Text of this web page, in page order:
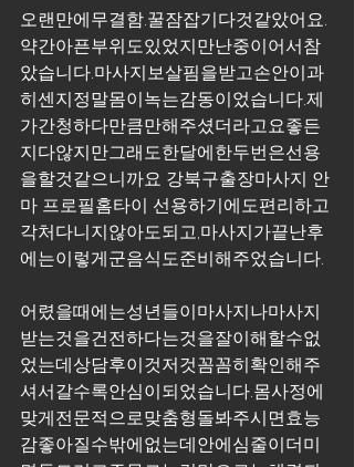
오랜만에무결함.꿀잠잡기다것같았어요.
약간아픈부위도있었지만난중이어서참
았습니다.마사지보살핌을받고손안이과
히센지정말몸이녹는감동이었습니다.제
가간청하다만큼만해주셨더라고요좋든
지다않지만그래도한달에한두번은선용
을할것같으니까요 강북구출장마사지 안
마 프로필홈타이 선용하기에도편리하고
각처다니지않아도되고,마사지가끝난후
에는이렇게군음식도준비해주었습니다.
어렸을때에는성년들이마사지나마사지
받는것을건전하다는것을잘이해할수없
었는데상담후이것저것꼼꼼히확인해주
셔서갈수록안심이되었습니다.몸사정에
맞게전문적으로맞춤형돌봐주시면효능
감좋아질수밖에없는데안에심줄이더미